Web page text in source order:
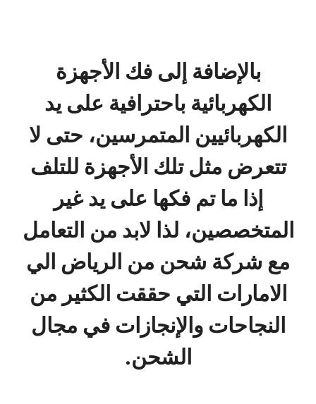
بالإضافة إلى فك الأجهزة
الكهربائية باحترافية على يد
الكهربائيين المتمرسين، حتى لا
تتعرض مثل تلك الأجهزة للتلف
إذا ما تم فكها على يد غير
المتخصصين، لذا لابد من التعامل
مع شركة شحن من الرياض الي
الامارات التي حققت الكثير من
النجاحات والإنجازات في مجال
الشحن.